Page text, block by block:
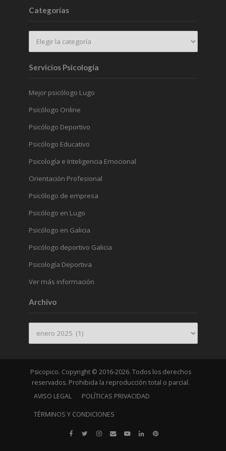
Categorías
Servicios Psicología
Mejor psicólogo Lugo
Psicólogo Online
Psicólogo Deportivo
Psicólogo Educativo
Psicología e Inteligencia Emocional
Orientación Profesional
Psicólogo de empresa
Psicólogo en Lugo
Psicólogo en Galicia
Psicólogo deportivo Galicia
Psicología Deportiva
Ver más información
Archivo
Psicopico. Copyright © 2016-2026. Todos los derechos
reservados. Prohibida la reproducción total o parcial.
AVISO LEGAL
POLÍTICAS PRIVACIDAD
TÉRMINOS Y CONDICIONES